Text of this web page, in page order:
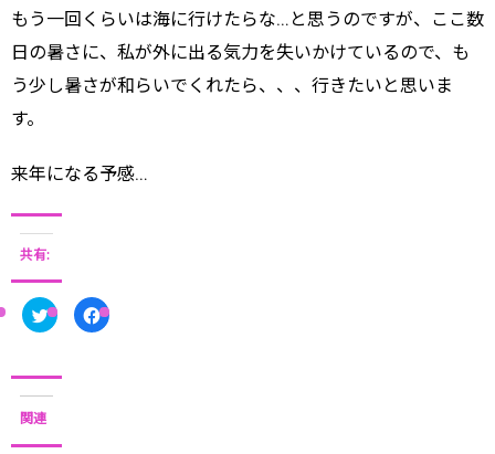
もう一回くらいは海に行けたらな…と思うのですが、ここ数
日の暑さに、私が外に出る気力を失いかけているので、も
う少し暑さが和らいでくれたら、、、行きたいと思いま
す。
来年になる予感…
共有:
ク
リ
て
t
F
a
関連